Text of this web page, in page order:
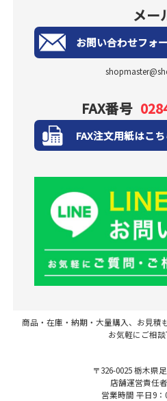
メー
お問い合わせフォ
FAX番号
FAX注文用紙はこ
商品・在庫・納期・大量購入、お見積
お気軽にご相談
〒326-0025 栃木県
店舗運営責任
営業時間 平日9：